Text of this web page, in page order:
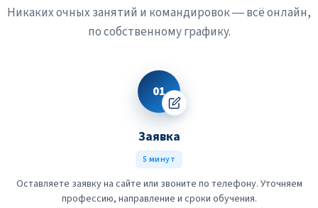
Никаких очных занятий и командировок — всё онлайн,
по собственному графику.
01
Заявка
5 минут
Оставляете заявку на сайте или звоните по телефону. Уточняем
профессию, направление и сроки обучения.